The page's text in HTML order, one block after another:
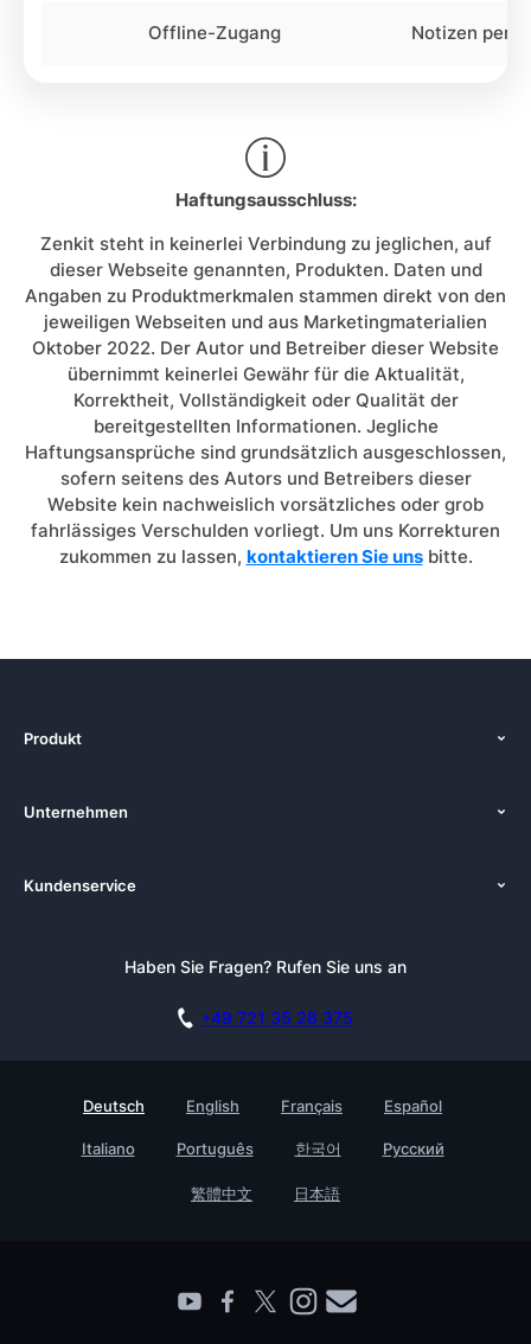
Offline-Zugang Notizen per
Haftungsausschluss:
Zenkit steht in keinerlei Verbindung zu jeglichen, auf
dieser Webseite genannten, Produkten. Daten und
Angaben zu Produktmerkmalen stammen direkt von den
jeweiligen Webseiten und aus Marketingmaterialien
Oktober 2022. Der Autor und Betreiber dieser Website
übernimmt keinerlei Gewähr für die Aktualität,
Korrektheit, Vollständigkeit oder Qualität der
bereitgestellten Informationen. Jegliche
Haftungsansprüche sind grundsätzlich ausgeschlossen,
sofern seitens des Autors und Betreibers dieser
Website kein nachweislich vorsätzliches oder grob
fahrlässiges Verschulden vorliegt. Um uns Korrekturen
zukommen zu lassen, kontaktieren Sie unsbitte.
Produkt
Preise
Lösungen
Dokumentation
Unternehmen
Zenkit in der Presse
Testimonials
Für Unternehmen
Kundenservice
Wissensdatenbank
Prozessmanagement Glossar
Haben Sie Fragen? Rufen Sie uns an
+49 721 35 28 375
Deutsch English Français Español
Italiano Português 한국어 Русский
繁體中文 日本語